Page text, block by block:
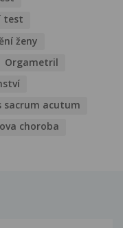
test
ženy
Orgametril
sacrum acutum
choroba